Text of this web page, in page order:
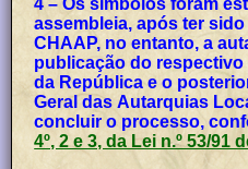
assembleia, após ter
CHAAP, no entanto, a
publicação do
da República e o
Geral das Autarquias
concluir o processo,
4º, 2 e 3, da Lei n.º 53/91